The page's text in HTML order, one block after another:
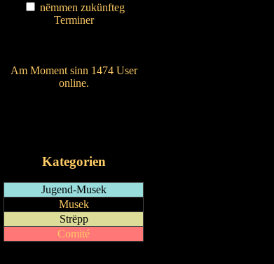
nëmmen zukünfteg
Terminer
Am Moment sinn 1474 User
online.
Kategorien
Jugend-Musek
Musek
Strëpp
Comité